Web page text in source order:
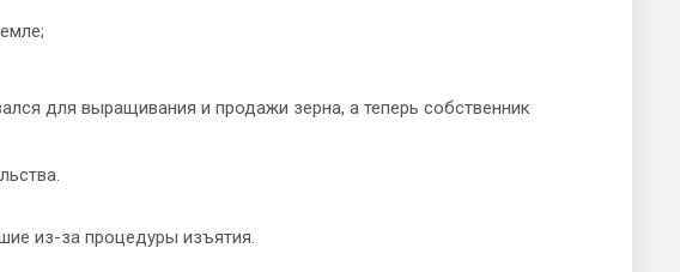
для выращивания и продажи зерна, а теперь собственник
из-за процедуры изъятия.